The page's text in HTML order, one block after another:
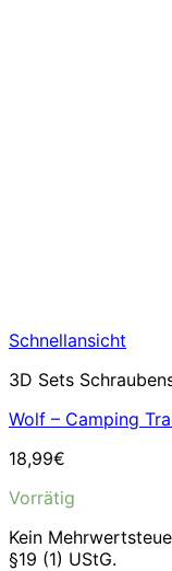
Schnellansicht
3D Sets
Wolf – Camping
18,99€
Vorrätig
Kein
§19 (1) UStG.